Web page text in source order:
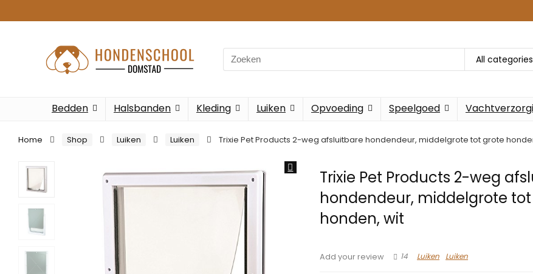
Search
for:
All categories
Bedden Halsbanden Kleding Luiken Opvoeding Speelgoed
Home Shop Luiken Luiken Trixie Pet Products 2-weg afsluitbare hondendeur, middelgrote tot grote
Trixie Pet Products 2-weg
hondendeur, middelgrote
honden, wit
Add your review 14 Luiken Luiken